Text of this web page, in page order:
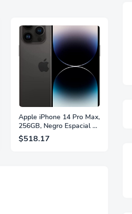
Apple iPhone 14 Pro Max,
256GB, Negro Espacial -
Desbloqueado
(Renovado)
$518.17